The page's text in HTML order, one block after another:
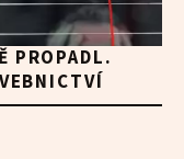
PROPADL.